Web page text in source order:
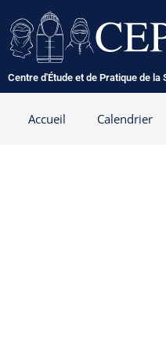
au
contenu
Centre d'Étude et de Pratique de la
Accueil Calendrier